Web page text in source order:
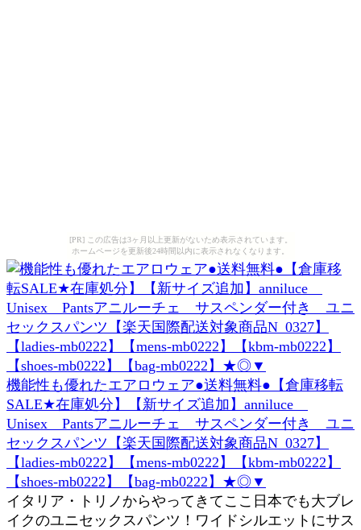
[PR] この広告は3ヶ月以上更新がないため表示されています。
ホームページを更新後24時間以内に表示されなくなります。
機能性も優れたエアロウェア●送料無料●【倉庫移転
SALE★在庫処分】【新サイズ追加】anniluce
Unisex Pantsアニルーチェ サスペンダー付き ユニ
セックスパンツ【楽天国際配送対象商品N_0327】
【ladies-mb0222】【mens-mb0222】【kbm-mb0222】
【shoes-mb0222】【bag-mb0222】★◎▼
イタリア・トリノからやってきてここ日本でも大ブレ
イクのユニセックスパンツ！ワイドシルエットにサス